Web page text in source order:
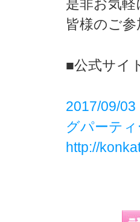
是非お気
皆様のご
■公式サイ
2017/09/
グパーテ
http://